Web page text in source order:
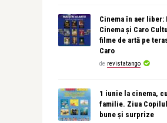
Cinema în aer liber:
Cinema și Caro
filme de artă pe
Caro
de revistatango
1 iunie la cinema,
familie. Ziua
bune și surprize